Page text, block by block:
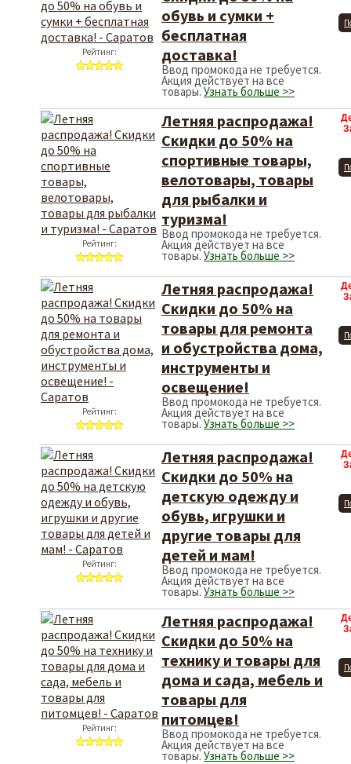
Рейтинг:
обувь и сумки +
бесплатная
доставка!
Ввод промокода не требуется.
Акция действует на все
товары. Узнать больше >>
Рейтинг:
Летняя распродажа!
Скидки до 50% на
спортивные товары,
велотовары, товары
для рыбалки и
туризма!
Ввод промокода не требуется.
Акция действует на все
товары. Узнать больше >>
Рейтинг:
Летняя распродажа!
Скидки до 50% на
товары для ремонта
и обустройства дома,
инструменты и
освещение!
Ввод промокода не требуется.
Акция действует на все
товары. Узнать больше >>
Рейтинг:
Летняя распродажа!
Скидки до 50% на
детскую одежду и
обувь, игрушки и
другие товары для
детей и мам!
Ввод промокода не требуется.
Акция действует на все
товары. Узнать больше >>
Рейтинг:
Летняя распродажа!
Скидки до 50% на
технику и товары для
дома и сада, мебель и
товары для
питомцев!
Ввод промокода не требуется.
Акция действует на все
товары. Узнать больше >>